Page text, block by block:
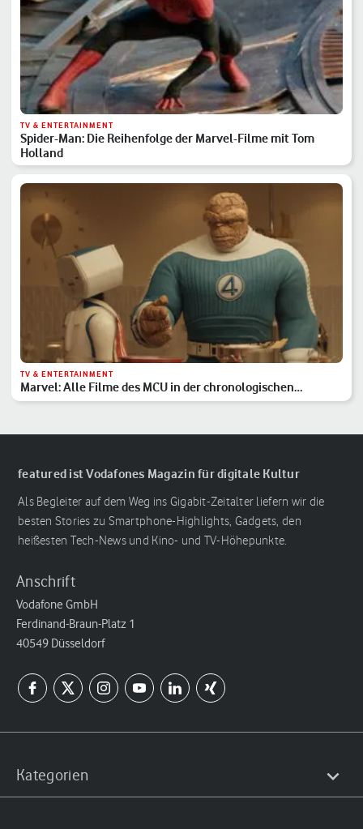
TV & ENTERTAINMENT
Spider-Man: Die Reihenfolge der Marvel-Filme mit Tom
Holland
TV & ENTERTAINMENT
Marvel: Alle Filme des MCU in der chronologischen
Reihenfolge
featured ist Vodafones Magazin für digitale Kultur
Als Begleiter auf dem Weg ins Gigabit-Zeitalter liefern wir die
besten Stories zu Smartphone-Highlights, Gadgets, den
heißesten Tech-News und Kino- und TV-Höhepunkte.
Anschrift
Vodafone GmbH
Ferdinand-Braun-Platz 1
40549 Düsseldorf
Kategorien